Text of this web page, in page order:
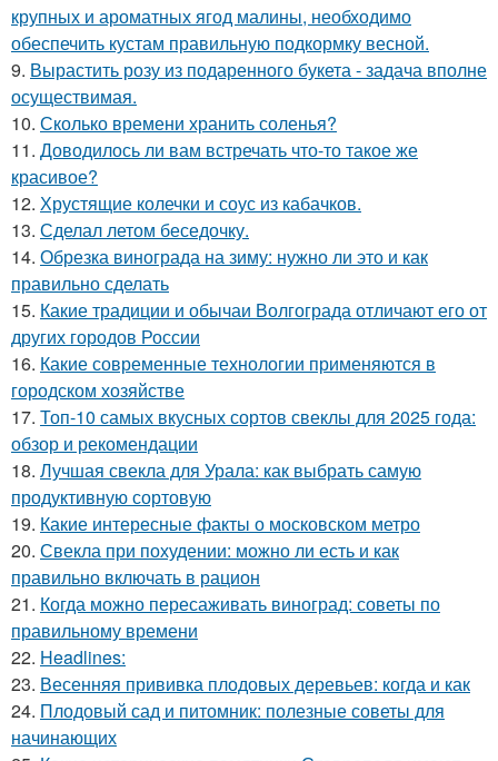
крупных и ароматных ягод малины, необходимо
обеспечить кустам правильную подкормку весной.
9. Вырастить розу из подаренного букета - задача вполне
осуществимая.
10. Сколько времени хранить соленья?
11. Доводилось ли вам встречать что-то такое же
красивое?
12. Хрустящие колечки и соус из кабачков.
13. Сделал летом беседочку.
14. Обрезка винограда на зиму: нужно ли это и как
правильно сделать
15. Какие традиции и обычаи Волгограда отличают его от
других городов России
16. Какие современные технологии применяются в
городском хозяйстве
17. Топ-10 самых вкусных сортов свеклы для 2025 года:
обзор и рекомендации
18. Лучшая свекла для Урала: как выбрать самую
продуктивную сортовую
19. Какие интересные факты о московском метро
20. Свекла при похудении: можно ли есть и как
правильно включать в рацион
21. Когда можно пересаживать виноград: советы по
правильному времени
22. Headlines:
23. Весенняя прививка плодовых деревьев: когда и как
24. Плодовый сад и питомник: полезные советы для
начинающих